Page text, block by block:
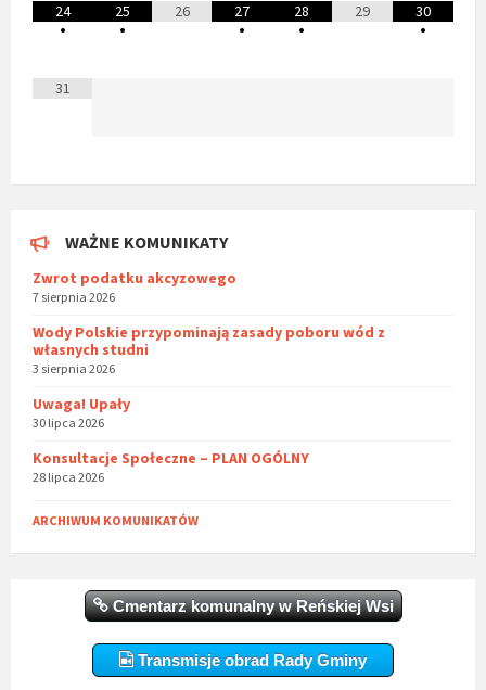
24
•
25
•
26
27
•
28
•
29
30
•
31
WAŻNE KOMUNIKATY
Zwrot podatku akcyzowego
7 sierpnia 2026
Wody Polskie przypominają zasady poboru wód z
własnych studni
3 sierpnia 2026
Uwaga! Upały
30 lipca 2026
Konsultacje Społeczne – PLAN OGÓLNY
28 lipca 2026
ARCHIWUM KOMUNIKATÓW
Cmentarz komunalny w Reńskiej Wsi
Transmisje obrad Rady Gminy